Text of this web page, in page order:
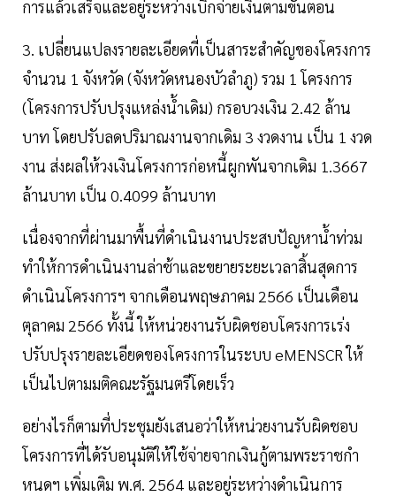
การแล้วเสร็จและอยู่ระหว่างเบิกจ่ายเงินตามขั้นตอน
3. เปลี่ยนแปลงรายละเอียดที่เป็นสาระสำคัญของโครงการ
จำนวน 1 จังหวัด (จังหวัดหนองบัวลำภู) รวม 1 โครงการ
(โครงการปรับปรุงแหล่งน้ำเดิม) กรอบวงเงิน 2.42 ล้าน
บาท โดยปรับลดปริมาณงานจากเดิม 3 งวดงาน เป็น 1 งวด
งาน ส่งผลให้วงเงินโครงการก่อหนี้ผูกพันจากเดิม 1.3667
ล้านบาท เป็น 0.4099 ล้านบาท
เนื่องจากที่ผ่านมาพื้นที่ดำเนินงานประสบปัญหาน้ำท่วม
ทำให้การดำเนินงานล่าช้าและขยายระยะเวลาสิ้นสุดการ
ดำเนินโครงการฯ จากเดือนพฤษภาคม 2566 เป็นเดือน
ตุลาคม 2566 ทั้งนี้ ให้หน่วยงานรับผิดชอบโครงการเร่ง
ปรับปรุงรายละเอียดของโครงการในระบบ eMENSCR ให้
เป็นไปตามมติคณะรัฐมนตรีโดยเร็ว
อย่างไรก็ตามที่ประชุมยังเสนอว่าให้หน่วยงานรับผิดชอบ
โครงการที่ได้รับอนุมัติให้ใช้จ่ายจากเงินกู้ตามพระราชกำ
หนดฯ เพิ่มเติม พ.ศ. 2564 และอยู่ระหว่างดำเนินการ